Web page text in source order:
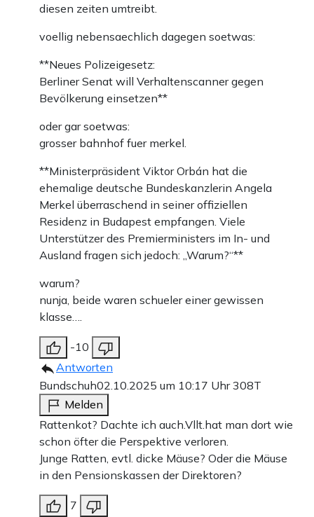
diesen zeiten umtreibt.
voellig nebensaechlich dagegen soetwas:
**Neues Polizeigesetz:
Berliner Senat will Verhaltenscanner gegen
Bevölkerung einsetzen**
oder gar soetwas:
grosser bahnhof fuer merkel.
**Ministerpräsident Viktor Orbán hat die
ehemalige deutsche Bundeskanzlerin Angela
Merkel überraschend in seiner offiziellen
Residenz in Budapest empfangen. Viele
Unterstützer des Premierministers im In- und
Ausland fragen sich jedoch: „Warum?“**
warum?
nunja, beide waren schueler einer gewissen
klasse….
-10
Antworten
Bundschuh02.10.2025 um 10:17 Uhr308T
Melden
Rattenkot? Dachte ich auch.Vllt.hat man dort wie
schon öfter die Perspektive verloren.
Junge Ratten, evtl. dicke Mäuse? Oder die Mäuse
in den Pensionskassen der Direktoren?
7